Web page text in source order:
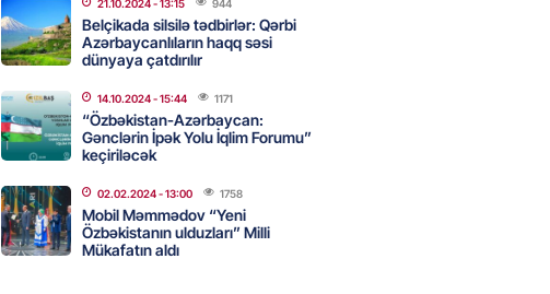
REKLAM
Birbank Star kartını indi sifariş
edin, nağdlaşdırmanı komissiyasız
edin
06.08.2026- 15:07 89
ÖLKƏ
Bu agentlikdə sədr müavinini AZCON
təyin edəcək
21.10.2024- 13:15 944
Belçikada silsilə tədbirlər: Qərbi
Azərbaycanlıların haqq səsi
dünyaya çatdırılır
14.10.2024- 15:44 1171
“Özbəkistan-Azərbaycan:
Gənclərin İpək Yolu İqlim Forumu”
keçiriləcək
02.02.2024- 13:00 1758
Mobil Məmmədov “Yeni
Özbəkistanın ulduzları” Milli
Mükafatın aldı